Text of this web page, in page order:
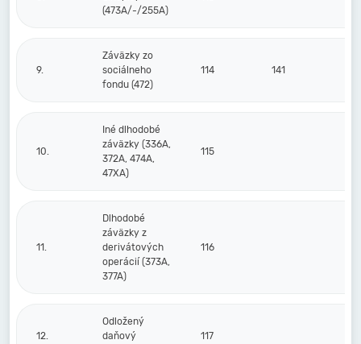
(473A/-/255A)
9.
Záväzky zo
sociálneho
fondu (472)
114 141
10.
Iné dlhodobé
záväzky (336A,
372A, 474A,
47XA)
115
11.
Dlhodobé
záväzky z
derivátových
operácií (373A,
377A)
116
12.
Odložený
daňový
117